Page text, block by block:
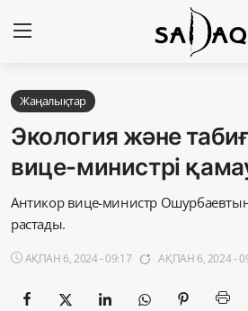
Кіру
Редакциялық байланыстар
Жаңалықтар
Экология және
вице-министрі
Антикор вице-министр
растады.
АҚПАН 6, 2024 - 09:17 app_badging АҚПАН 6, 2024 -